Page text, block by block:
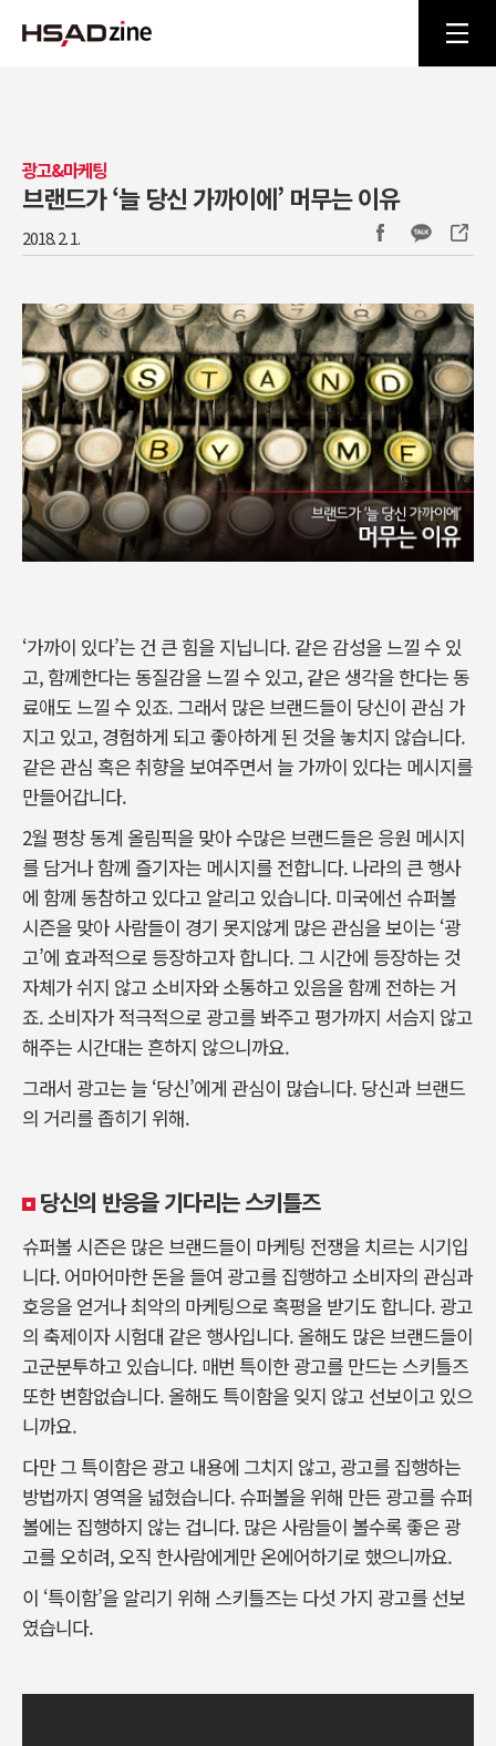
광고&마케팅
브랜드가 ‘늘 당신 가까이에’ 머무는 이유
2018. 2. 1.
‘가까이 있다’는 건 큰 힘을 지닙니다. 같은 감성을 느낄 수 있
고, 함께한다는 동질감을 느낄 수 있고, 같은 생각을 한다는 동
료애도 느낄 수 있죠. 그래서 많은 브랜드들이 당신이 관심 가
지고 있고, 경험하게 되고 좋아하게 된 것을 놓치지 않습니다.
같은 관심 혹은 취향을 보여주면서 늘 가까이 있다는 메시지를
만들어갑니다.
2월 평창 동계 올림픽을 맞아 수많은 브랜드들은 응원 메시지
를 담거나 함께 즐기자는 메시지를 전합니다. 나라의 큰 행사
에 함께 동참하고 있다고 알리고 있습니다. 미국에선 슈퍼볼
시즌을 맞아 사람들이 경기 못지않게 많은 관심을 보이는 ‘광
고’에 효과적으로 등장하고자 합니다. 그 시간에 등장하는 것
자체가 쉬지 않고 소비자와 소통하고 있음을 함께 전하는 거
죠. 소비자가 적극적으로 광고를 봐주고 평가까지 서슴지 않고
해주는 시간대는 흔하지 않으니까요.
그래서 광고는 늘 ‘당신’에게 관심이 많습니다. 당신과 브랜드
의 거리를 좁히기 위해.
당신의 반응을 기다리는 스키틀즈
슈퍼볼 시즌은 많은 브랜드들이 마케팅 전쟁을 치르는 시기입
니다. 어마어마한 돈을 들여 광고를 집행하고 소비자의 관심과
호응을 얻거나 최악의 마케팅으로 혹평을 받기도 합니다. 광고
의 축제이자 시험대 같은 행사입니다. 올해도 많은 브랜드들이
고군분투하고 있습니다. 매번 특이한 광고를 만드는 스키틀즈
또한 변함없습니다. 올해도 특이함을 잊지 않고 선보이고 있으
니까요.
다만 그 특이함은 광고 내용에 그치지 않고, 광고를 집행하는
방법까지 영역을 넓혔습니다. 슈퍼볼을 위해 만든 광고를 슈퍼
볼에는 집행하지 않는 겁니다. 많은 사람들이 볼수록 좋은 광
고를 오히려, 오직 한사람에게만 온에어하기로 했으니까요.
이 ‘특이함’을 알리기 위해 스키틀즈는 다섯 가지 광고를 선보
였습니다.